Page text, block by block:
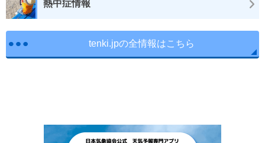
熱中症情報
tenki.jpの全情報はこちら